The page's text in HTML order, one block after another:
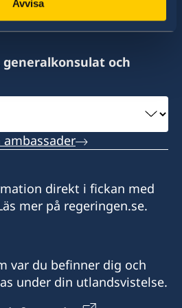
Avvisa
och
ambassader
direkt i fickan med
mer på regeringen.se.
var du befinner dig och
under din utlandsvistelse.